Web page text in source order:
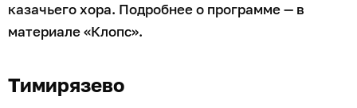
казачьего хора. Подробнее о программе — в
материале «Клопс».
Тимирязево